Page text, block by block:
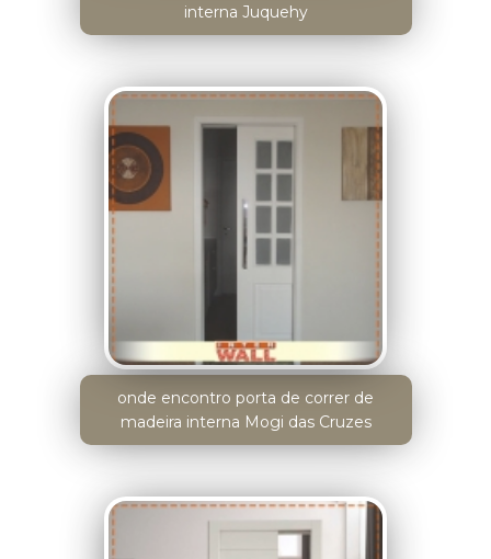
interna Juquehy
onde encontro porta de correr de
madeira interna Mogi das Cruzes